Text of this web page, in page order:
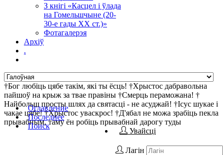
З кнігі «Касцел і ўлада
на Гомельшчыне (20-
30-е гады ХХ ст.)»
Фотагалерэя
Архіў
.
†Бог любіць цябе такім, які ты ёсць! †Хрыстос дабравольна
пайшоў на крыж за твае правіны †Смерць пераможана! †
Найбольш просты шлях да святасці - не асуджай! †Ісус шукае і
чакае цябе! †Хрыстос уваскрос! †Д'ябал не можа зрабіць пекла
прывабным, таму ён робіць прывабнай дарогу туды
Оглавление
Последнее
Поиск
Увайсці
Лагін